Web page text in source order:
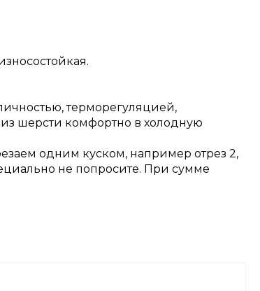
терморегуляцией,
шерсти комфортно в холодную
одним куском, например отрез 2,
не попросите. При сумме